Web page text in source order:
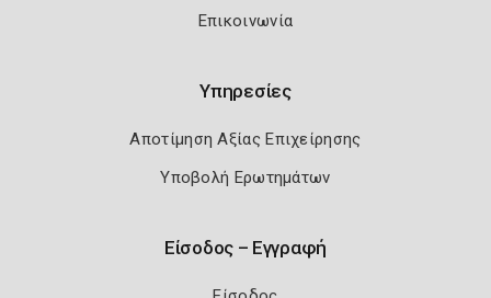
Επικοινωνία
Υπηρεσίες
Αποτίμηση Αξίας Επιχείρησης
Υποβολή Ερωτημάτων
Είσοδος – Εγγραφή